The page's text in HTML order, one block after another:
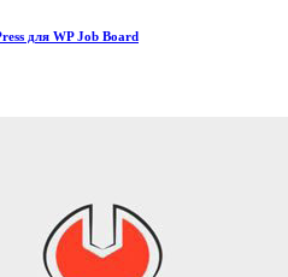
для WP Job Board